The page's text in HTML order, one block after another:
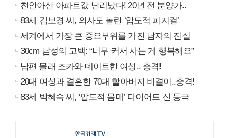
천안아산 아파트값 난리났다! 20년 전 분양가..
83세 김보경 씨, 의사도 놀란 ‘압도적 피지컬’
세계에서 가장 큰 중요부위를 가진 남자의 진실
30cm 남성의 고백: “너무 커서 사는 게 행복해요”
남편 몰래 조카와 데이트한 여성.. 충격!
20대 여성과 결혼한 70대 할아버지 비결이..충격!
83세 박혜숙 씨, ‘압도적 몸매’ 다이어트 신 등극